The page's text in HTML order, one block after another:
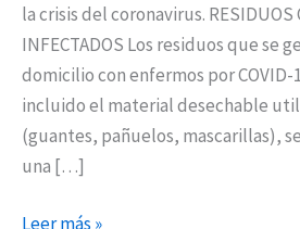
la crisis del coronavirus. RESIDUOS
INFECTADOS Los residuos que se
domicilio con enfermos por COVID-
incluido el material desechable
(guantes, pañuelos, mascarillas),
una […]
Leer más »